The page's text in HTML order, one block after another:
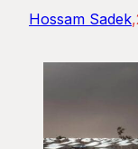
Hossam Sadek